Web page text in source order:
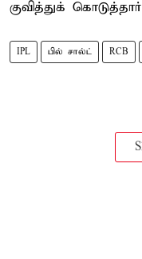
குவித்துக்
IPL பில் சால்ட் RCB